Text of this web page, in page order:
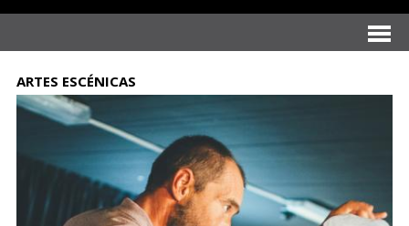
ARTES ESCÉNICAS